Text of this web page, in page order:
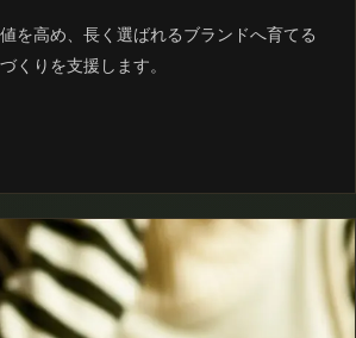
を高め、長く選ばれるブランドへ育てる
くりを支援します。